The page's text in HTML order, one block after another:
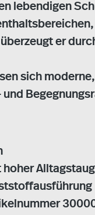
lebendigen
er
sich
hoher